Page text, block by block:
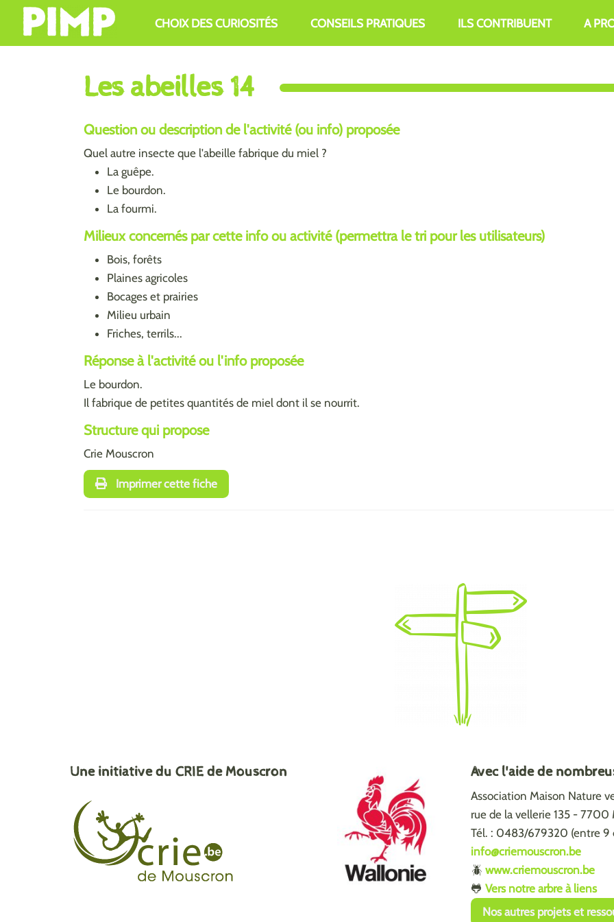
Aller au contenu principal CHOIX DES CURIOSITÉS CONSEILS PRATIQUES ILS CONTRIBUENT A
Les abeilles 14
Question ou description de l'activité (ou info) proposée
Quel autre insecte que l'abeille fabrique du miel ?
La guêpe.
Le bourdon.
La fourmi.
Milieux concernés par cette info ou activité (permettra le tri pour les utilisateurs)
Bois, forêts
Plaines agricoles
Bocages et prairies
Milieu urbain
Friches, terrils...
Réponse à l'activité ou l'info proposée
Le bourdon.
Il fabrique de petites quantités de miel dont il se nourrit.
Structure qui propose
Crie Mouscron
Imprimer cette fiche
Une initiative du CRIE de Mouscron Avec l'aide de
Association Maison Nature
rue de la vellerie 135 - 7700
Tél. : 0483/679320 (entre 9
info@criemouscron.be
🪲 www.criemouscron.be
🐸 Vers notre arbre à liens
Nos autres projets et